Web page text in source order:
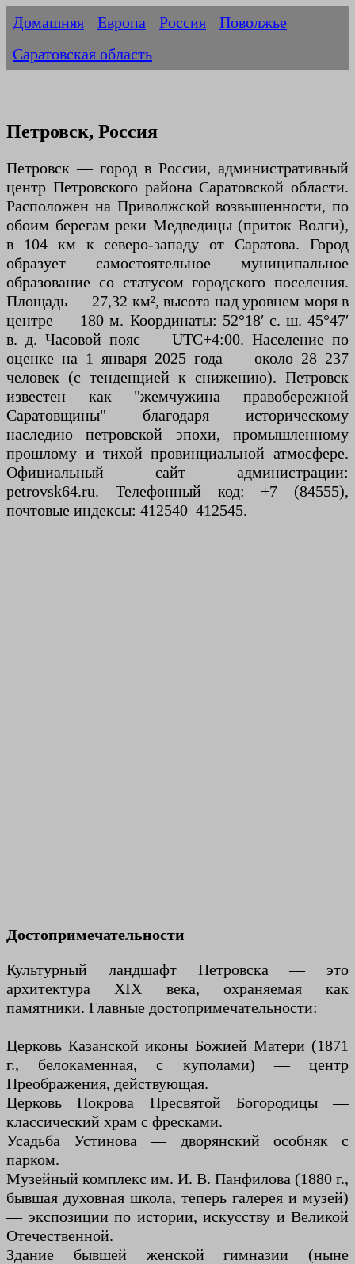
Домашняя Европа Россия
Поволжье
Саратовская область
Петровск, Россия
Петровск — город в России, административный
центр Петровского района Саратовской области.
Расположен на Приволжской возвышенности, по
обоим берегам реки Медведицы (приток Волги),
в 104 км к северо-западу от Саратова. Город
образует самостоятельное муниципальное
образование со статусом городского поселения.
Площадь — 27,32 км², высота над уровнем моря в
центре — 180 м. Координаты: 52°18′ с. ш. 45°47′
в. д. Часовой пояс — UTC+4:00. Население по
оценке на 1 января 2025 года — около 28 237
человек (с тенденцией к снижению). Петровск
известен как "жемчужина правобережной
Саратовщины" благодаря историческому
наследию петровской эпохи, промышленному
прошлому и тихой провинциальной атмосфере.
Официальный сайт администрации:
petrovsk64.ru. Телефонный код: +7 (84555),
почтовые индексы: 412540–412545.
Достопримечательности
Культурный ландшафт Петровска — это
архитектура XIX века, охраняемая как
памятники. Главные достопримечательности:
Церковь Казанской иконы Божией Матери (1871
г., белокаменная, с куполами) — центр
Преображения, действующая.
Церковь Покрова Пресвятой Богородицы —
классический храм с фресками.
Усадьба Устинова — дворянский особняк с
парком.
Музейный комплекс им. И. В. Панфилова (1880 г.,
бывшая духовная школа, теперь галерея и музей)
— экспозиции по истории, искусству и Великой
Отечественной.
Здание бывшей женской гимназии (ныне